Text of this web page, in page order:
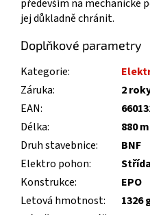
především na mechanické
jej důkladně chránit.
Doplňkové parametry
Kategorie:
Záruka:
2
EAN:
Délka:
880
Druh stavebnice:
BNF
Elektro pohon:
Konstrukce:
EPO
Letová hmotnost:
1326